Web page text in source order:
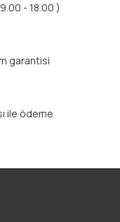
- 18.00 )
garantisi
ile ödeme